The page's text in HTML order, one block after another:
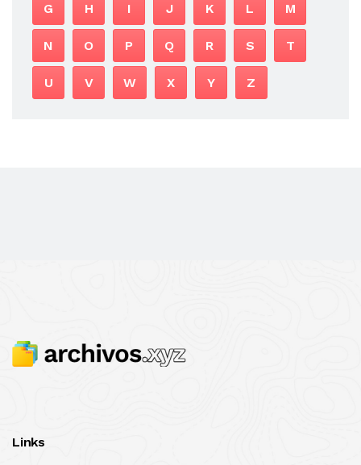
G H I J K L M
N O P Q R S T
U V W X Y Z
Links